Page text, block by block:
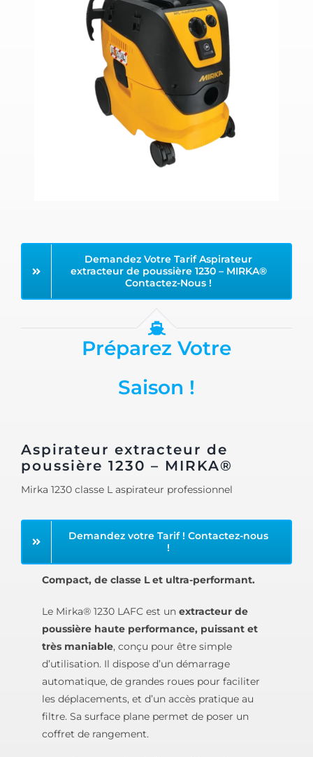
Demandez Votre Tarif Aspirateur
extracteur de poussière 1230 – MIRKA®
Contactez-Nous !
Préparez Votre
Saison !
Aspirateur extracteur de
poussière 1230 – MIRKA®
Mirka 1230 classe L aspirateur professionnel
Demandez votre Tarif ! Contactez-nous
!
Compact, de classe L et ultra-performant.
Le Mirka® 1230 LAFC est un extracteur de
poussière haute performance, puissant et
très maniable, conçu pour être simple
d’utilisation. Il dispose d’un démarrage
automatique, de grandes roues pour faciliter
les déplacements, et d’un accès pratique au
filtre. Sa surface plane permet de poser un
coffret de rangement.